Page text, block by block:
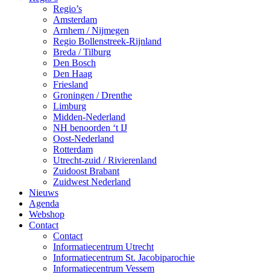
Regio’s
Amsterdam
Arnhem / Nijmegen
Regio Bollenstreek-Rijnland
Breda / Tilburg
Den Bosch
Den Haag
Friesland
Groningen / Drenthe
Limburg
Midden-Nederland
NH benoorden ‘t IJ
Oost-Nederland
Rotterdam
Utrecht-zuid / Rivierenland
Zuidoost Brabant
Zuidwest Nederland
Nieuws
Agenda
Webshop
Contact
Contact
Informatiecentrum Utrecht
Informatiecentrum St. Jacobiparochie
Informatiecentrum Vessem